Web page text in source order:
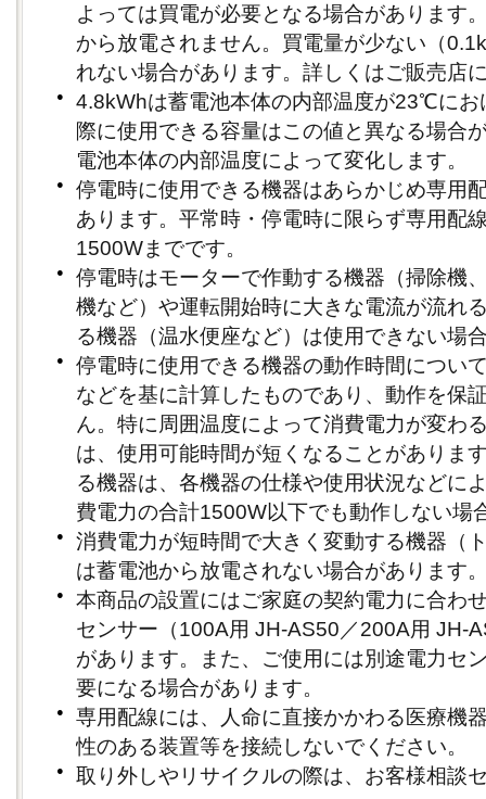
よっては買電が必要となる場合があります
から放電されません。買電量が少ない（
れない場合があります。詳しくはご販売店
●
4.8kWhは蓄電池本体の内部温度が23℃にお
際に使用できる容量はこの値と異なる場合
電池本体の内部温度によって変化します。
●
停電時に使用できる機器はあらかじめ専用
あります。平常時・停電時に限らず専用配
1500Wまでです。
●
停電時はモーターで作動する機器（掃除機
機など）や運転開始時に大きな電流が流れ
る機器（温水便座など）は使用できない場
●
停電時に使用できる機器の動作時間につい
などを基に計算したものであり、動作を保
ん。特に周囲温度によって消費電力が変わ
は、使用可能時間が短くなることがありま
る機器は、各機器の仕様や使用状況などに
費電力の合計1500W以下でも動作しない場
●
消費電力が短時間で大きく変動する機器（
は蓄電池から放電されない場合があります
●
本商品の設置にはご家庭の契約電力に合わ
センサー（100A用 JH-AS50／200A用 JH-
があります。また、ご使用には別途電力セ
要になる場合があります。
●
専用配線には、人命に直接かかわる医療機
性のある装置等を接続しないでください。
●
取り外しやリサイクルの際は、お客様相談